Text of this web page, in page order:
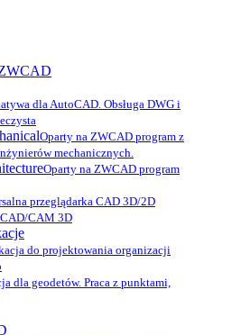
dla AutoCAD. Obsługa DWG i
Oparty na ZWCAD program z
mechanicznych.
Oparty na ZWCAD program
przeglądarka CAD 3D/2D
CAM 3D
do projektowania organizacji
dla geodetów. Praca z punktami,